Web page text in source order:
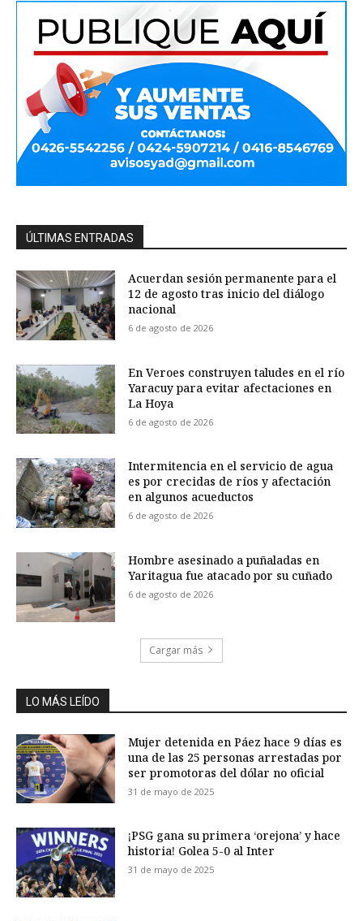
ÚLTIMAS ENTRADAS
Acuerdan sesión permanente para el
12 de agosto tras inicio del diálogo
nacional
6 de agosto de 2026
En Veroes construyen taludes en el río
Yaracuy para evitar afectaciones en
La Hoya
6 de agosto de 2026
Intermitencia en el servicio de agua
es por crecidas de ríos y afectación
en algunos acueductos
6 de agosto de 2026
Hombre asesinado a puñaladas en
Yaritagua fue atacado por su cuñado
6 de agosto de 2026
Cargar más
LO MÁS LEÍDO
Mujer detenida en Páez hace 9 días es
una de las 25 personas arrestadas por
ser promotoras del dólar no oficial
31 de mayo de 2025
¡PSG gana su primera ‘orejona’ y hace
historia! Golea 5-0 al Inter
31 de mayo de 2025